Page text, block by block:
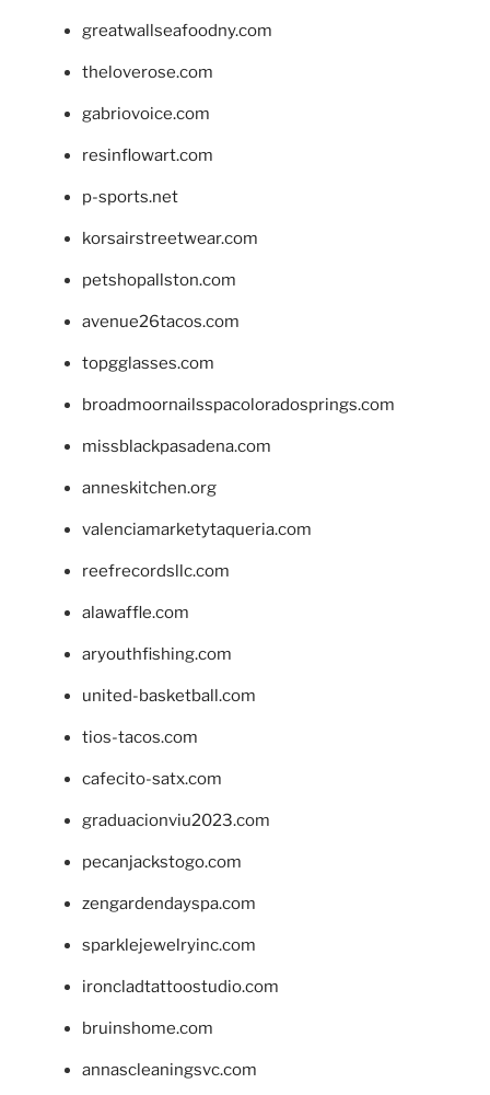
greatwallseafoodny.com
theloverose.com
gabriovoice.com
resinflowart.com
p-sports.net
korsairstreetwear.com
petshopallston.com
avenue26tacos.com
topgglasses.com
broadmoornailsspacoloradosprings.com
missblackpasadena.com
anneskitchen.org
valenciamarketytaqueria.com
reefrecordsllc.com
alawaffle.com
aryouthfishing.com
united-basketball.com
tios-tacos.com
cafecito-satx.com
graduacionviu2023.com
pecanjackstogo.com
zengardendayspa.com
sparklejewelryinc.com
ironcladtattoostudio.com
bruinshome.com
annascleaningsvc.com